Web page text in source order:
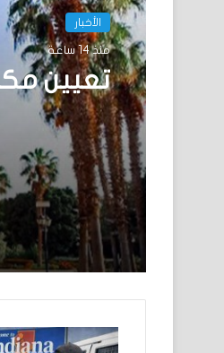
الأخبار
منذ 14 ساعة
تعيين